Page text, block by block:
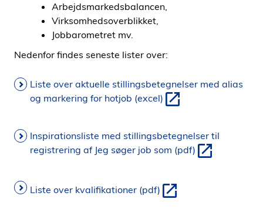
Arbejdsmarkedsbalancen,
Virksomhedsoverblikket,
Jobbarometret mv.
Nedenfor findes seneste lister over:
Liste over aktuelle stillingsbetegnelser med alias
og markering for hotjob (excel)
Inspirationsliste med stillingsbetegnelser til
registrering af Jeg søger job som (pdf)
Liste over kvalifikationer (pdf)